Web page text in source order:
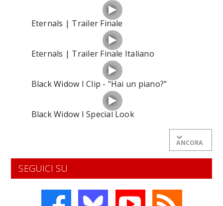
Eternals | Trailer Finale
Eternals | Trailer Finale Italiano
Black Widow I Clip - "Hai un piano?"
Black Widow I Special Look
ANCORA
SEGUICI SU